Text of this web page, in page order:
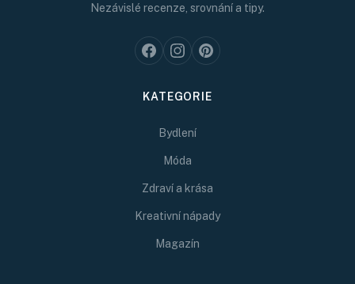
Nezávislé recenze, srovnání a tipy.
KATEGORIE
Bydlení
Móda
Zdraví a krása
Kreativní nápady
Magazín